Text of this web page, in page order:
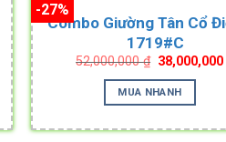
₫.
-27%
Combo Giường Tân Cổ
1719#C
52,000,000₫ Original
price
was:
52,000,000 ₫.
MUA NHANH